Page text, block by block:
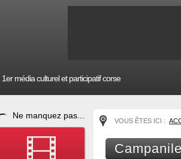
1er média culturel et participatif corse
Ne manquez pas...
VOUS ÊTES ICI :